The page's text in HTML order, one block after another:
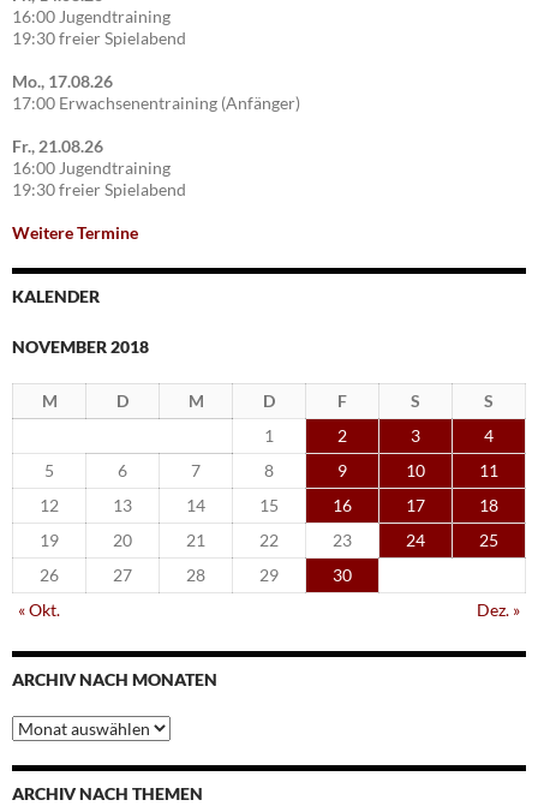
16:00 Jugendtraining
19:30 freier Spielabend
Mo., 17.08.26
17:00 Erwachsenentraining (Anfänger)
Fr., 21.08.26
16:00 Jugendtraining
19:30 freier Spielabend
Weitere Termine
KALENDER
NOVEMBER 2018
M D M D F S
S
1
2 3
4
5
6 7 8 9 10
11
12
13 14 15 16 17
18
19
20 21 22 23 24
25
26
27 28 29
30
« Okt.
Dez. »
ARCHIV NACH MONATEN
Archiv
nach
Monaten
ARCHIV NACH THEMEN